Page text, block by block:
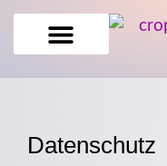
Datenschutz